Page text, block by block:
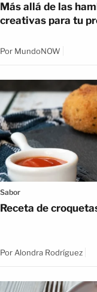
Más allá de las
creativas para tu
Por MundoNOW
Sabor
Receta de
Por Alondra Rodríguez